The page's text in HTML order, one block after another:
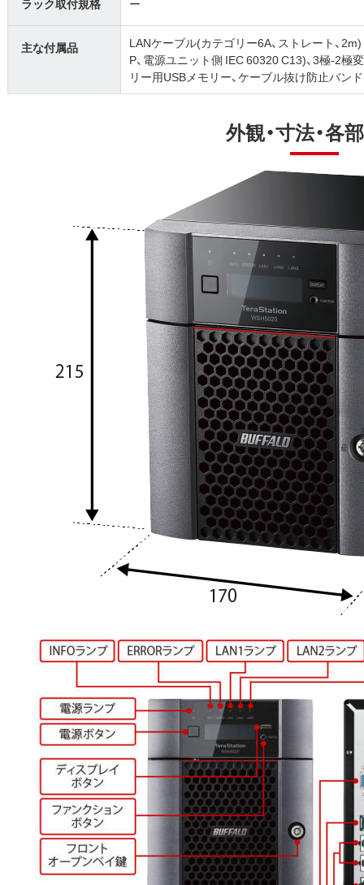
ラック取付規格 ー
主な付属品
LANケーブル(カテゴリー6A、ストレート、
P、電源ユニット側 IEC 60320 C13)、3極-2極
リー用USBメモリー、ケーブル抜け防止バン
外観・寸法・各